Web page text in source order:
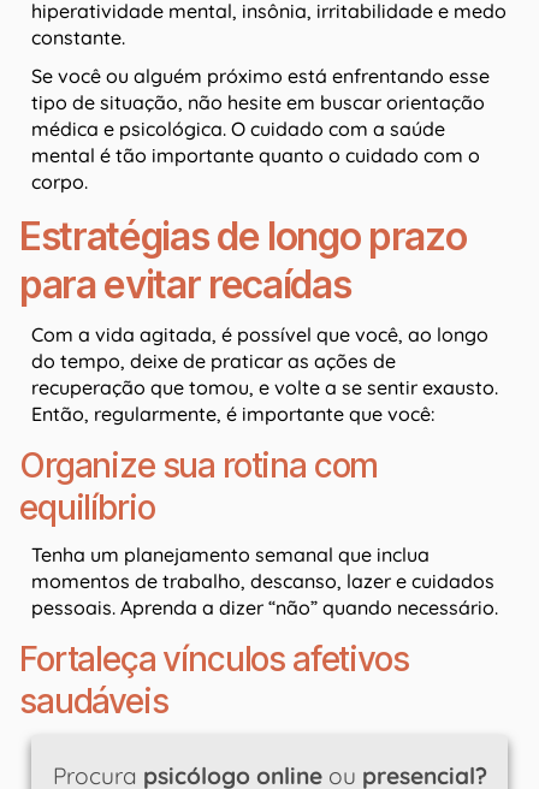
hiperatividade mental, insônia, irritabilidade e medo
constante.
Se você ou alguém próximo está enfrentando esse
tipo de situação, não hesite em buscar orientação
médica e psicológica. O cuidado com a saúde
mental é tão importante quanto o cuidado com o
corpo.
Estratégias de longo prazo
para evitar recaídas
Com a vida agitada, é possível que você, ao longo
do tempo, deixe de praticar as ações de
recuperação que tomou, e volte a se sentir exausto.
Então, regularmente, é importante que você:
Organize sua rotina com
equilíbrio
Tenha um planejamento semanal que inclua
momentos de trabalho, descanso, lazer e cuidados
pessoais. Aprenda a dizer “não” quando necessário.
Fortaleça vínculos afetivos
saudáveis
Procura psicólogo onlineou presencial?